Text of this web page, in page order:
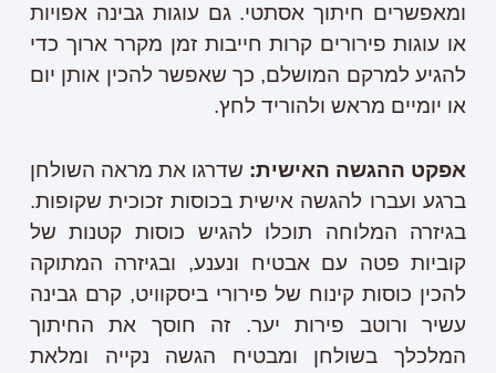
ומאפשרים חיתוך אסתטי. גם עוגות גבינה אפויות
או עוגות פירורים קרות חייבות זמן מקרר ארוך כדי
להגיע למרקם המושלם, כך שאפשר להכין אותן יום
או יומיים מראש ולהוריד לחץ.
אפקט ההגשה האישית: שדרגו את מראה השולחן
ברגע ועברו להגשה אישית בכוסות זכוכית שקופות.
בגיזרה המלוחה תוכלו להגיש כוסות קטנות של
קוביות פטה עם אבטיח ונענע, ובגיזרה המתוקה
להכין כוסות קינוח של פירורי ביסקוויט, קרם גבינה
עשיר ורוטב פירות יער. זה חוסך את החיתוך
המלכלך בשולחן ומבטיח הגשה נקייה ומלאת